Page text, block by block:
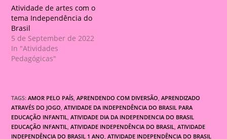
Atividade de artes com o
tema Independência do
Brasil
5 de September de 2022
In "Atividades
Pedagógicas"
TAGS:AMOR PELO PAÍS APRENDENDO COM DIVERSÃO APRENDIZADO
ATRAVÉS DO JOGO ATIVIDADE DA INDEPENDÊNCIA DO BRASIL PARA
EDUCAÇÃO INFANTIL ATIVIDADE DIA DA INDEPENDENCIA DO BRASIL
EDUCAÇÃO INFANTIL ATIVIDADE INDEPENDÊNCIA DO BRASIL ATIVIDADE
INDEPENDÊNCIA DO BRASIL 1 ANO ATIVIDADE INDEPENDÊNCIA DO BRASIL